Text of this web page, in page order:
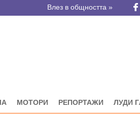
Влез в общността »
МОТОРИ РЕПОРТАЖИ ЛУДИ